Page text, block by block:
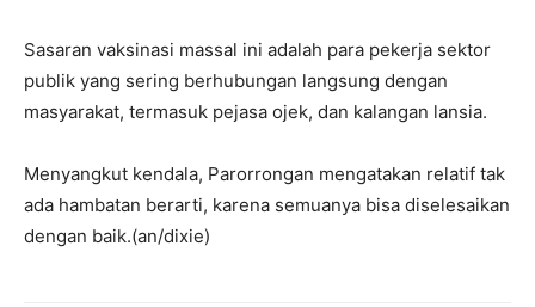
Sasaran vaksinasi massal ini adalah para pekerja sektor
publik yang sering berhubungan langsung dengan
masyarakat, termasuk pejasa ojek, dan kalangan lansia.
Menyangkut kendala, Parorrongan mengatakan relatif tak
ada hambatan berarti, karena semuanya bisa diselesaikan
dengan baik.(an/dixie)